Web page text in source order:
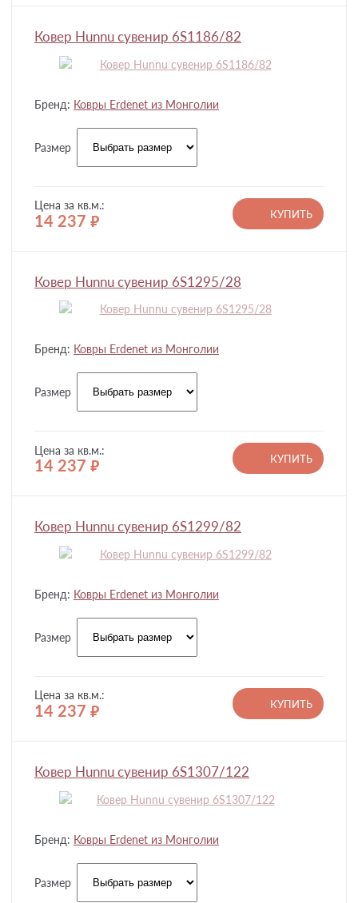
Ковер Hunnu сувенир 6S1186/82
Бренд: Ковры Erdenet из Монголии
Размер
Цена за кв.м.:
14 237 руб.
КУПИТЬ
Ковер Hunnu сувенир 6S1295/28
Бренд: Ковры Erdenet из Монголии
Размер
Цена за кв.м.:
14 237 руб.
КУПИТЬ
Ковер Hunnu сувенир 6S1299/82
Бренд: Ковры Erdenet из Монголии
Размер
Цена за кв.м.:
14 237 руб.
КУПИТЬ
Ковер Hunnu сувенир 6S1307/122
Бренд: Ковры Erdenet из Монголии
Размер